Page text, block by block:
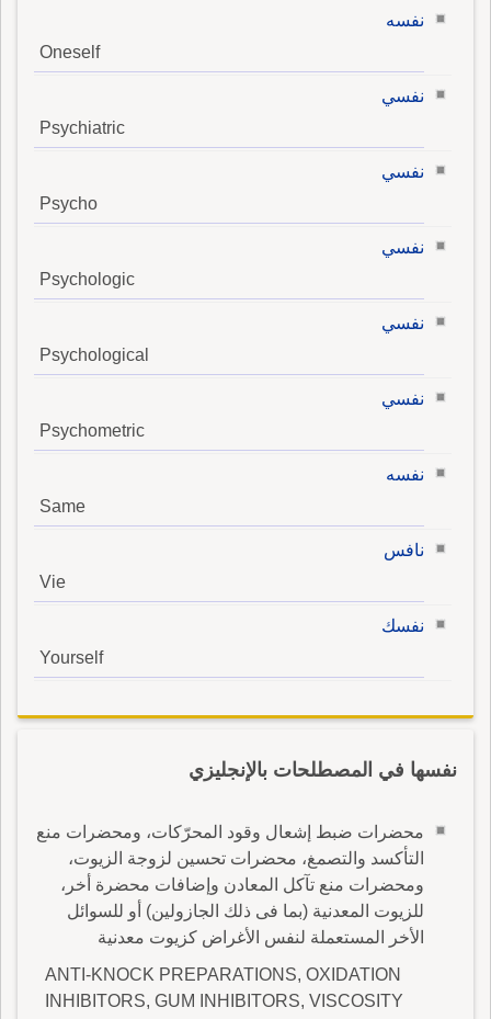
نفسه
Oneself
نفسي
Psychiatric
نفسي
Psycho
نفسي
Psychologic
نفسي
Psychological
نفسي
Psychometric
نفسه
Same
نافس
Vie
نفسك
Yourself
نفسها في المصطلحات بالإنجليزي
محضرات ضبط إشعال وقود المحرّكات، ومحضرات منع
التأكسد والتصمغ، محضرات تحسين لزوجة الزيوت،
ومحضرات منع تآكل المعادن وإضافات محضرة أخر،
للزيوت المعدنية (بما فى ذلك الجازولين) أو للسوائل
الأخر المستعملة لنفس الأغراض كزيوت معدنية
ANTI-KNOCK PREPARATIONS, OXIDATION
INHIBITORS, GUM INHIBITORS, VISCOSITY